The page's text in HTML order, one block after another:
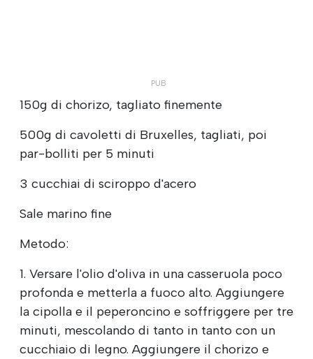
150g di chorizo, tagliato finemente
500g di cavoletti di Bruxelles, tagliati, poi
par-bolliti per 5 minuti
3 cucchiai di sciroppo d'acero
Sale marino fine
Metodo:
1. Versare l'olio d'oliva in una casseruola poco
profonda e metterla a fuoco alto. Aggiungere
la cipolla e il peperoncino e soffriggere per tre
minuti, mescolando di tanto in tanto con un
cucchiaio di legno. Aggiungere il chorizo e